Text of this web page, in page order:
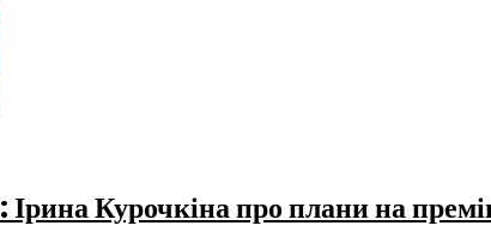
Курочкіна про плани на